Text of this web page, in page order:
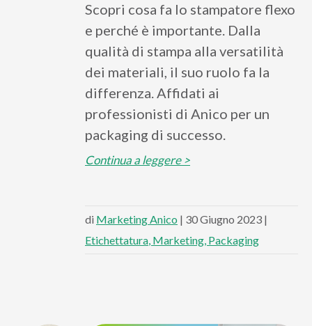
Scopri cosa fa lo stampatore flexo
e perché è importante. Dalla
qualità di stampa alla versatilità
dei materiali, il suo ruolo fa la
differenza. Affidati ai
professionisti di Anico per un
packaging di successo.
Continua a leggere >
di Marketing Anico | 30 Giugno 2023 |
Etichettatura Marketing Packaging